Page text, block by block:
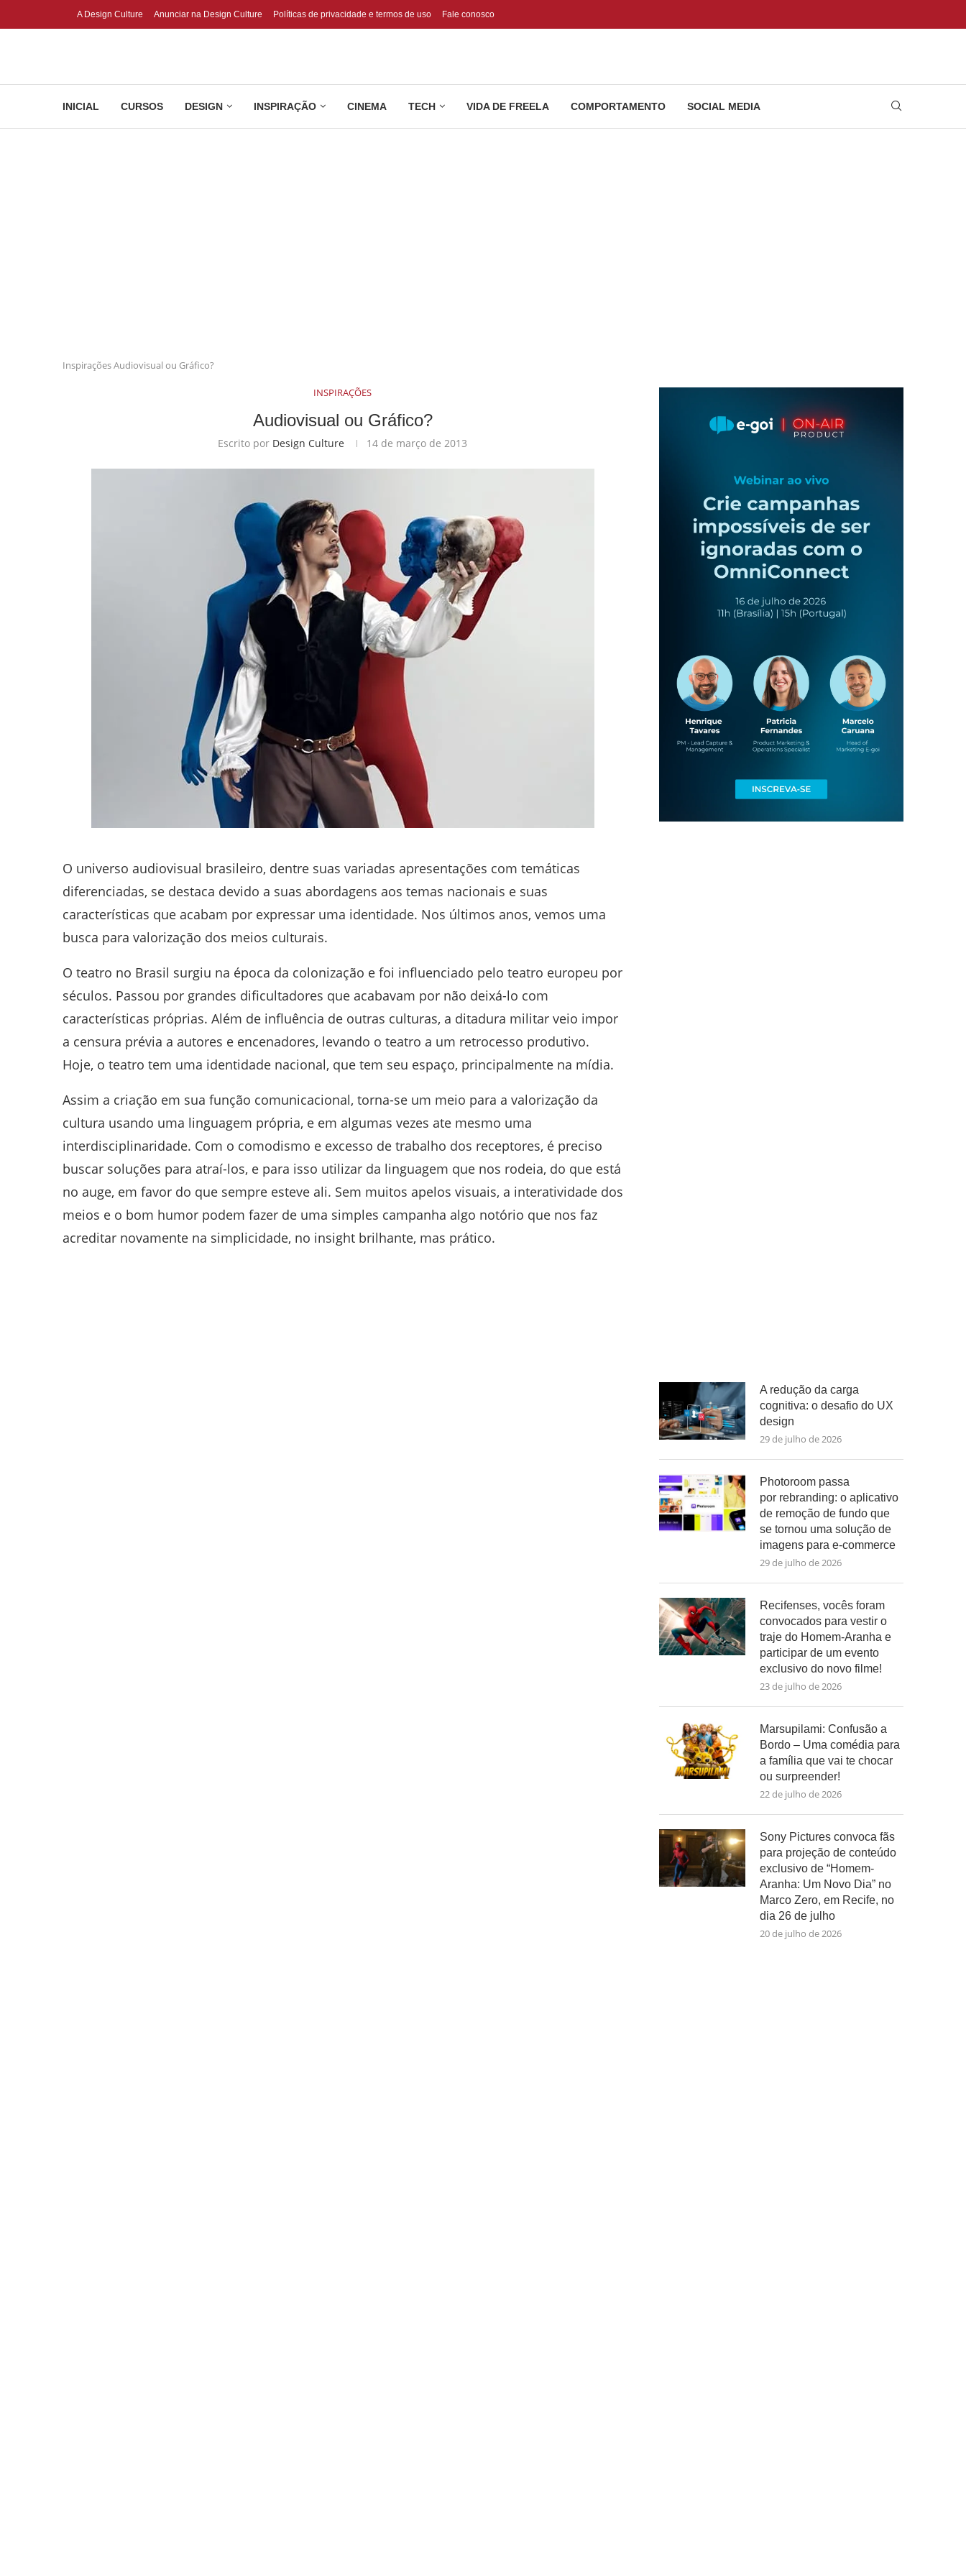
A Design Culture Anunciar na Design Culture Políticas de privacidade e termos de uso Fale conosco
INICIAL CURSOS DESIGN INSPIRAÇÃO CINEMA TECH VIDA DE FREELA COMPORTAMENTO SOCIAL MEDIA
InspiraçõesAudiovisual ou Gráfico?
INSPIRAÇÕES
Audiovisual ou Gráfico?
Escrito por Design Culture 14 de março de 2013
O universo audiovisual brasileiro, dentre suas variadas apresentações com temáticas
diferenciadas, se destaca devido a suas abordagens aos temas nacionais e suas
características que acabam por expressar uma identidade. Nos últimos anos, vemos uma
busca para valorização dos meios culturais.
O teatro no Brasil surgiu na época da colonização e foi influenciado pelo teatro europeu por
séculos. Passou por grandes dificultadores que acabavam por não deixá-lo com
características próprias. Além de influência de outras culturas, a ditadura militar veio impor
a censura prévia a autores e encenadores, levando o teatro a um retrocesso produtivo.
Hoje, o teatro tem uma identidade nacional, que tem seu espaço, principalmente na mídia.
Assim a criação em sua função comunicacional, torna-se um meio para a valorização da
cultura usando uma linguagem própria, e em algumas vezes ate mesmo uma
interdisciplinaridade. Com o comodismo e excesso de trabalho dos receptores, é preciso
buscar soluções para atraí-los, e para isso utilizar da linguagem que nos rodeia, do que está
no auge, em favor do que sempre esteve ali. Sem muitos apelos visuais, a interatividade dos
meios e o bom humor podem fazer de uma simples campanha algo notório que nos faz
acreditar novamente na simplicidade, no insight brilhante, mas prático.
A redução da carga
cognitiva: o desafio do UX
design
29 de julho de 2026
Photoroom passa
por rebranding: o aplicativo
de remoção de fundo que
se tornou uma solução de
imagens para e-commerce
29 de julho de 2026
Recifenses, vocês foram
convocados para vestir o
traje do Homem-Aranha e
participar de um evento
exclusivo do novo filme!
23 de julho de 2026
Marsupilami: Confusão a
Bordo – Uma comédia para
a família que vai te chocar
ou surpreender!
22 de julho de 2026
Sony Pictures convoca fãs
para projeção de conteúdo
exclusivo de “Homem-
Aranha: Um Novo Dia” no
Marco Zero, em Recife, no
dia 26 de julho
20 de julho de 2026